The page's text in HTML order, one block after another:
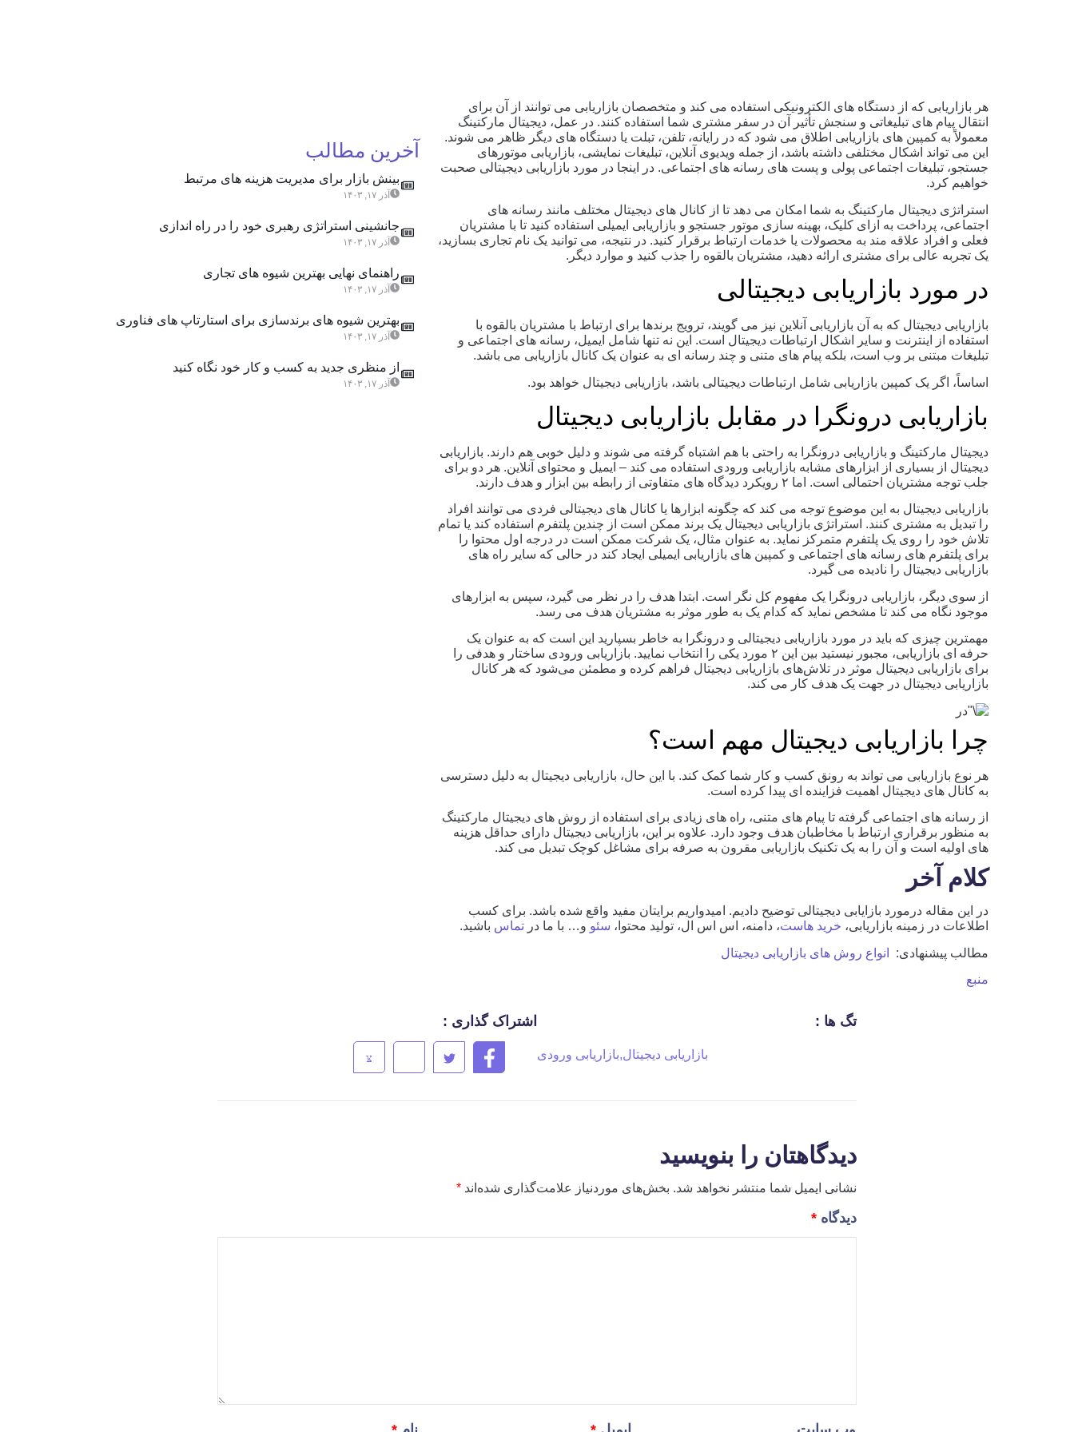
هر بازاریابی که از دستگاه‌ های الکترونیکی استفاده می‌ کند و متخصصان بازاریابی می ‌توانند از آن برای
انتقال پیام ‌های تبلیغاتی و سنجش تأثیر آن در سفر مشتری شما استفاده کنند. در عمل، دیجیتال مارکتینگ
معمولاً به کمپین های بازاریابی اطلاق می شود که در رایانه، تلفن، تبلت یا دستگاه های دیگر ظاهر می شوند.
این می تواند اشکال مختلفی داشته باشد، از جمله ویدیوی آنلاین، تبلیغات نمایشی، بازاریابی موتورهای
جستجو، تبلیغات اجتماعی پولی و پست های رسانه های اجتماعی. در اینجا در مورد بازاریابی دیجیتالی صحبت
خواهیم کرد.
استراتژی دیجیتال مارکتینگ به شما امکان می دهد تا از کانال های دیجیتال مختلف مانند رسانه های
اجتماعی، پرداخت به ازای کلیک، بهینه سازی موتور جستجو و بازاریابی ایمیلی استفاده کنید تا با مشتریان
فعلی و افراد علاقه مند به محصولات یا خدمات ارتباط برقرار کنید. در نتیجه، می ‌توانید یک نام تجاری بسازید،
یک تجربه عالی برای مشتری ارائه دهید، مشتریان بالقوه را جذب کنید و موارد دیگر.
در مورد بازاریابی دیجیتالی
بازاریابی دیجیتال که به آن بازاریابی آنلاین نیز می گویند، ترویج برندها برای ارتباط با مشتریان بالقوه با
استفاده از اینترنت و سایر اشکال ارتباطات دیجیتال است. این نه تنها شامل ایمیل، رسانه های اجتماعی و
تبلیغات مبتنی بر وب است، بلکه پیام های متنی و چند رسانه ای به عنوان یک کانال بازاریابی می باشد.
اساساً، اگر یک کمپین بازاریابی شامل ارتباطات دیجیتالی باشد، بازاریابی دیجیتال خواهد بود.
بازاریابی درونگرا در مقابل بازاریابی دیجیتال
دیجیتال مارکتینگ و بازاریابی درونگرا به راحتی با هم اشتباه گرفته می شوند و دلیل خوبی هم دارند. بازاریابی
دیجیتال از بسیاری از ابزارهای مشابه بازاریابی ورودی استفاده می کند – ایمیل و محتوای آنلاین. هر دو برای
جلب توجه مشتریان احتمالی است. اما ۲ رویکرد دیدگاه های متفاوتی از رابطه بین ابزار و هدف دارند.
بازاریابی دیجیتال به این موضوع توجه می ‌کند که چگونه ابزارها یا کانال ‌های دیجیتالی فردی می ‌توانند افراد
را تبدیل به مشتری کنند. استراتژی بازاریابی دیجیتال یک برند ممکن است از چندین پلتفرم استفاده کند یا تمام
تلاش خود را روی یک پلتفرم متمرکز نماید. به عنوان مثال، یک شرکت ممکن است در درجه اول محتوا را
برای پلتفرم های رسانه های اجتماعی و کمپین های بازاریابی ایمیلی ایجاد کند در حالی که سایر راه های
بازاریابی دیجیتال را نادیده می گیرد.
از سوی دیگر، بازاریابی درونگرا یک مفهوم کل نگر است. ابتدا هدف را در نظر می گیرد، سپس به ابزارهای
موجود نگاه می کند تا مشخص نماید که کدام یک به طور موثر به مشتریان هدف می رسد.
مهمترین چیزی که باید در مورد بازاریابی دیجیتالی و درونگرا به خاطر بسپارید این است که به عنوان یک
حرفه ای بازاریابی، مجبور نیستید بین این ۲ مورد یکی را انتخاب نمایید. بازاریابی ورودی ساختار و هدفی را
برای بازاریابی دیجیتال موثر در تلاش‌های بازاریابی دیجیتال فراهم کرده و مطمئن می‌شود که هر کانال
بازاریابی دیجیتال در جهت یک هدف کار می‌ کند.
چرا بازاریابی دیجیتال مهم است؟
هر نوع بازاریابی می تواند به رونق کسب و کار شما کمک کند. با این حال، بازاریابی دیجیتال به دلیل دسترسی
به کانال های دیجیتال اهمیت فزاینده ای پیدا کرده است.
از رسانه های اجتماعی گرفته تا پیام های متنی، راه های زیادی برای استفاده از روش های دیجیتال مارکتینگ
به منظور برقراری ارتباط با مخاطبان هدف وجود دارد. علاوه بر این، بازاریابی دیجیتال دارای حداقل هزینه
های اولیه است و آن را به یک تکنیک بازاریابی مقرون به صرفه برای مشاغل کوچک تبدیل می کند.
کلام آخر
در این مقاله درمورد بازایابی دیجیتالی توضیح دادیم. امیدواریم برایتان مفید واقع شده باشد. برای کسب
اطلاعات در زمینه بازاریابی، خرید هاست، دامنه، اس اس ال، تولید محتوا، سئو و… با ما در تماس باشید.
مطالب پیشنهادی:
انواع روش های بازاریابی دیجیتال
منبع
آخرین مطالب
بینش بازار برای مدیریت هزینه های مرتبط
آذر ۱۷, ۱۴۰۳
جانشینی استراتژی رهبری خود را در راه اندازی
آذر ۱۷, ۱۴۰۳
راهنمای نهایی بهترین شیوه های تجاری
آذر ۱۷, ۱۴۰۳
بهترین شیوه های برندسازی برای استارتاپ های فناوری
آذر ۱۷, ۱۴۰۳
از منظری جدید به کسب و کار خود نگاه کنید
آذر ۱۷, ۱۴۰۳
تگ ها :
بازاریابی دیجیتال,بازاریابی ورودی
اشتراک گذاری :
دیدگاهتان را بنویسید
نشانی ایمیل شما منتشر نخواهد شد. بخش‌های موردنیاز علامت‌گذاری شده‌اند *
دیدگاه *